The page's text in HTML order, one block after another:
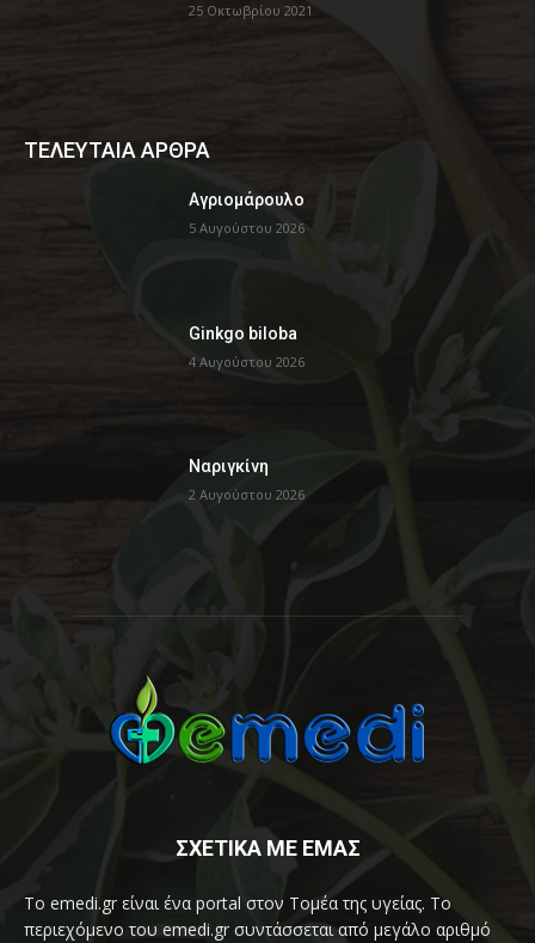
25 Οκτωβρίου 2021
ΤΕΛΕΥΤΑΙΑ ΑΡΘΡΑ
Αγριομάρουλο
5 Αυγούστου 2026
Ginkgo biloba
4 Αυγούστου 2026
Ναριγκίνη
2 Αυγούστου 2026
ΣΧΕΤΙΚΑ ΜΕ ΕΜΑΣ
Το emedi.gr είναι ένα portal στον Τομέα της υγείας. Το
περιεχόμενο του emedi.gr συντάσσεται από μεγάλο αριθμό